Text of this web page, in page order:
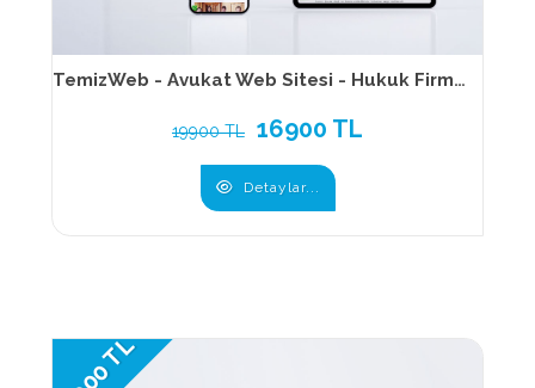
TemizWeb - Avukat Web Sitesi - Hukuk Firması Web Sitesi 171
19900 TL 16900 TL
Detaylar...